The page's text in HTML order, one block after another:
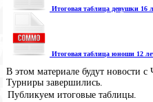
Итоговая таблица девушки 16
Итоговая таблица юноши 12
В этом материале будут новости
Турниры завершились.
Публикуем итоговые таблицы.